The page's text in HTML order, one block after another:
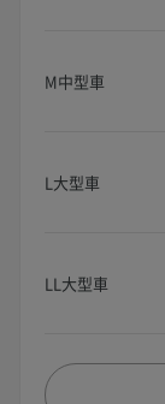
M中型車
L大型車
LL大型車